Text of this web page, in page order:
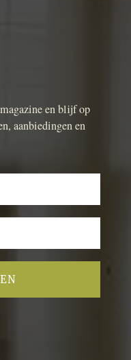
en blijf op
aanbiedingen en